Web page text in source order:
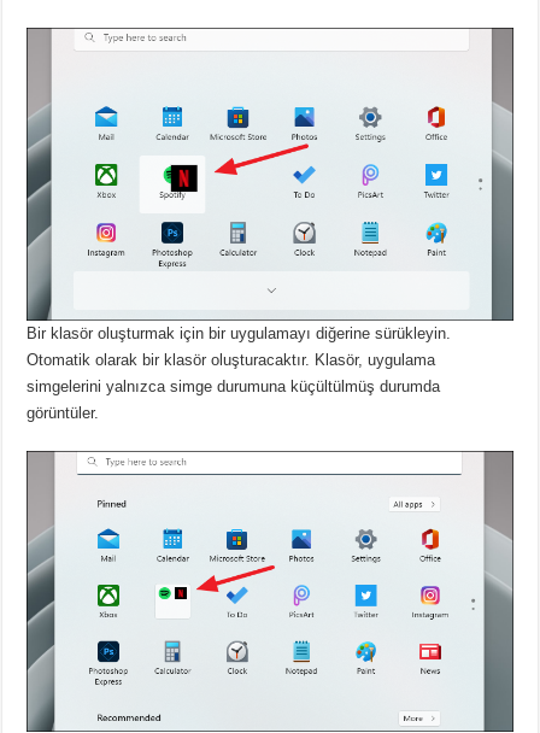
Bir klasör oluşturmak için bir uygulamayı diğerine sürükleyin.
Otomatik olarak bir klasör oluşturacaktır. Klasör, uygulama
simgelerini yalnızca simge durumuna küçültülmüş durumda
görüntüler.